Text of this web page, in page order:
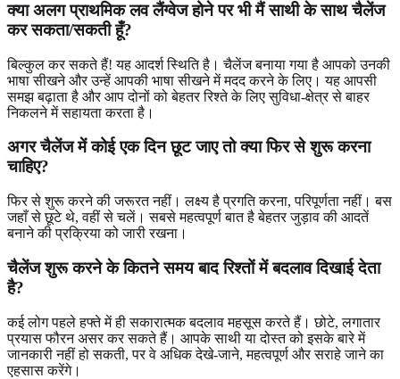
क्या अलग प्राथमिक लव लैंग्वेज होने पर भी मैं साथी के साथ चैलेंज
कर सकता/सकती हूँ?
बिल्कुल कर सकते हैं! यह आदर्श स्थिति है। चैलेंज बनाया गया है आपको उनकी
भाषा सीखने और उन्हें आपकी भाषा सीखने में मदद करने के लिए। यह आपसी
समझ बढ़ाता है और आप दोनों को बेहतर रिश्ते के लिए सुविधा-क्षेत्र से बाहर
निकलने में सहायता करता है।
अगर चैलेंज में कोई एक दिन छूट जाए तो क्या फिर से शुरू करना
चाहिए?
फिर से शुरू करने की जरूरत नहीं। लक्ष्य है प्रगति करना, परिपूर्णता नहीं। बस
जहाँ से छूटे थे, वहीं से चलें। सबसे महत्वपूर्ण बात है बेहतर जुड़ाव की आदतें
बनाने की प्रक्रिया को जारी रखना।
चैलेंज शुरू करने के कितने समय बाद रिश्तों में बदलाव दिखाई देता
है?
कई लोग पहले हफ्ते में ही सकारात्मक बदलाव महसूस करते हैं। छोटे, लगातार
प्रयास फौरन असर कर सकते हैं। आपके साथी या दोस्त को इसके बारे में
जानकारी नहीं हो सकती, पर वे अधिक देखे-जाने, महत्वपूर्ण और सराहे जाने का
एहसास करेंगे।